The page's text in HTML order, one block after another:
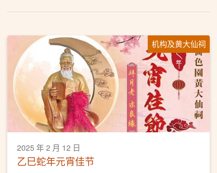
机构及黄大仙祠
2025 年 2 月 12 日
乙巳蛇年元宵佳节